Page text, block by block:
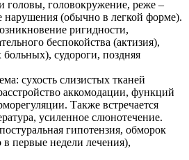
головы, головокружение, реже –
нарушения (обычно в легкой форме).
ригидности,
беспокойства (актизия),
судороги, поздняя
сухость слизистых тканей
аккомодации, функций
Также встречается
усиленное слюнотечение.
гипотензия, обморок
первые недели лечения),